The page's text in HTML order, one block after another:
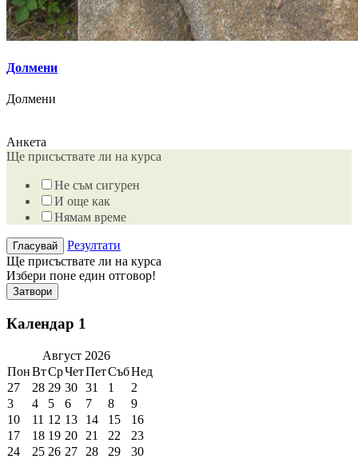
Долмени
Долмени
Анкета
Ще присъствате ли на курса
Не съм сигурен
И още как
Нямам време
Резултати
Ще присъствате ли на курса
Избери поне един отговор!
Затвори
Календар 1
Август 2026
ПонВтСрЧетПетСъбНед
27
28 29 30 31 1
2
3
4 5 6 7 8
9
10
11 12 13 14 15
16
17
18 19 20 21 22
23
24
25 26 27 28 29
30